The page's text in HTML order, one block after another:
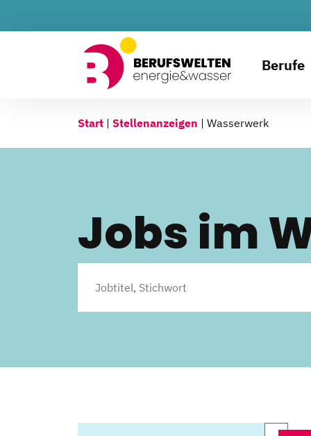
Berufe
Start | Stellenanzeigen | Wasserwerk
Jobs im